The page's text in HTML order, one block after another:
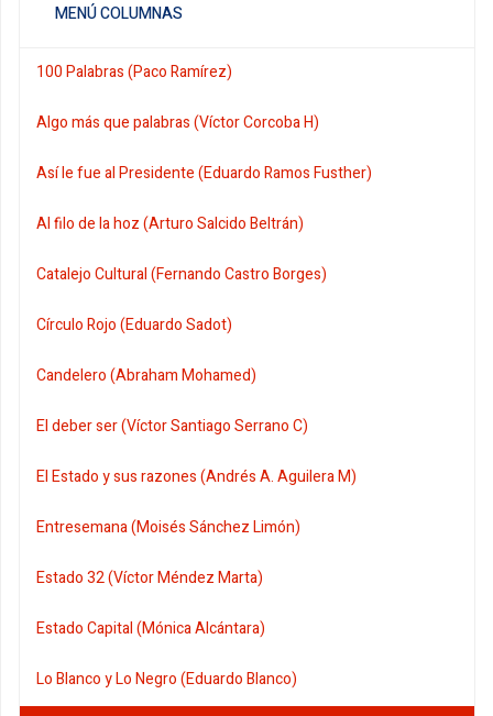
MENÚ COLUMNAS
100 Palabras (Paco Ramírez)
Algo más que palabras (Víctor Corcoba H)
Así le fue al Presidente (Eduardo Ramos Fusther)
Al filo de la hoz (Arturo Salcido Beltrán)
Catalejo Cultural (Fernando Castro Borges)
Círculo Rojo (Eduardo Sadot)
Candelero (Abraham Mohamed)
El deber ser (Víctor Santiago Serrano C)
El Estado y sus razones (Andrés A. Aguilera M)
Entresemana (Moisés Sánchez Limón)
Estado 32 (Víctor Méndez Marta)
Estado Capital (Mónica Alcántara)
Lo Blanco y Lo Negro (Eduardo Blanco)